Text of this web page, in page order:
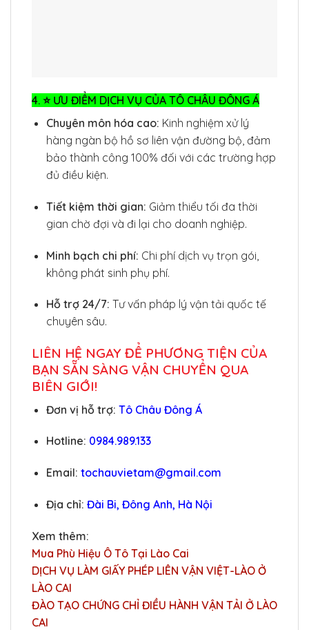
4. ⭐ ƯU ĐIỂM DỊCH VỤ CỦA TÔ CHÂU ĐÔNG Á
Chuyên môn hóa cao: Kinh nghiệm xử lý
hàng ngàn bộ hồ sơ liên vận đường bộ, đảm
bảo thành công 100% đối với các trường hợp
đủ điều kiện.
Tiết kiệm thời gian: Giảm thiểu tối đa thời
gian chờ đợi và đi lại cho doanh nghiệp.
Minh bạch chi phí: Chi phí dịch vụ trọn gói,
không phát sinh phụ phí.
Hỗ trợ 24/7: Tư vấn pháp lý vận tải quốc tế
chuyên sâu.
LIÊN HỆ NGAY ĐỂ PHƯƠNG TIỆN CỦA
BẠN SẴN SÀNG VẬN CHUYỂN QUA
BIÊN GIỚI!
Đơn vị hỗ trợ: Tô Châu Đông Á
Hotline: 0984.989.133
Email: tochauvietam@gmail.com
Địa chỉ: Đài Bi, Đông Anh, Hà Nội
Xem thêm:
Mua Phù Hiệu Ô Tô Tại Lào Cai
DỊCH VỤ LÀM GIẤY PHÉP LIÊN VẬN VIỆT-LÀO Ở
LÀO CAI
ĐÀO TẠO CHỨNG CHỈ ĐIỀU HÀNH VẬN TẢI Ở LÀO
CAI